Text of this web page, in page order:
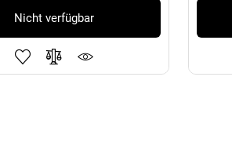
Nicht verfügbar